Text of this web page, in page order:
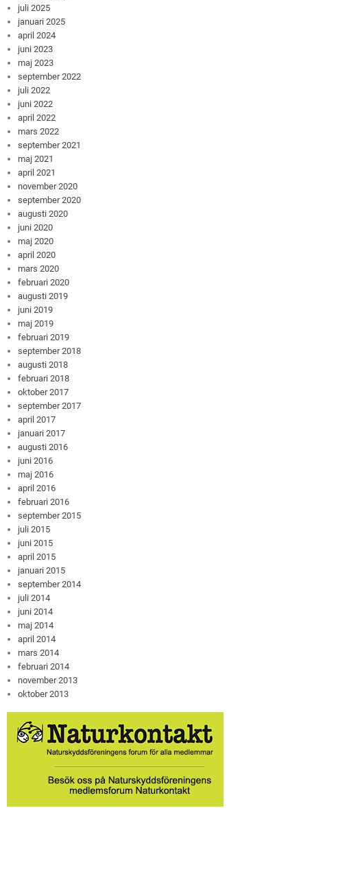
juli 2025
januari 2025
april 2024
juni 2023
maj 2023
september 2022
juli 2022
juni 2022
april 2022
mars 2022
september 2021
maj 2021
april 2021
november 2020
september 2020
augusti 2020
juni 2020
maj 2020
april 2020
mars 2020
februari 2020
augusti 2019
juni 2019
maj 2019
februari 2019
september 2018
augusti 2018
februari 2018
oktober 2017
september 2017
april 2017
januari 2017
augusti 2016
juni 2016
maj 2016
april 2016
februari 2016
september 2015
juli 2015
juni 2015
april 2015
januari 2015
september 2014
juli 2014
juni 2014
maj 2014
april 2014
mars 2014
februari 2014
november 2013
oktober 2013